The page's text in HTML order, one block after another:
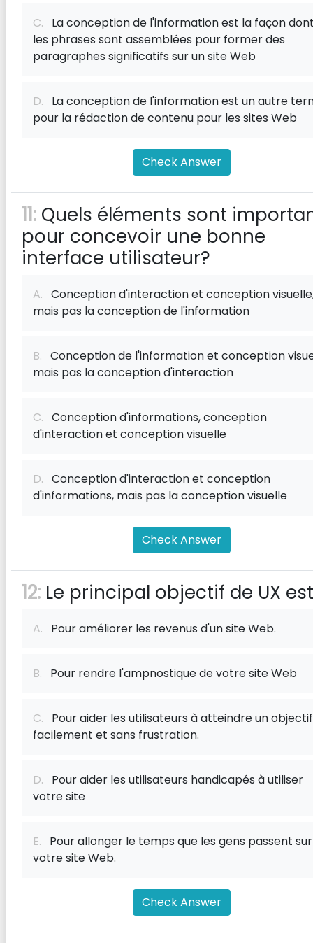
C. La conception de l'information est la façon
les phrases sont assemblées pour former des
paragraphes significatifs sur un site Web
D. La conception de l'information est un autre
pour la rédaction de contenu pour les sites Web
Check Answer
11: Quels éléments sont
pour concevoir une bonne
interface utilisateur?
A. Conception d'interaction et conception
mais pas la conception de l'information
B. Conception de l'information et conception
mais pas la conception d'interaction
C. Conception d'informations, conception
d'interaction et conception visuelle
D. Conception d'interaction et conception
d'informations, mais pas la conception visuelle
Check Answer
12: Le principal objectif de UX
A. Pour améliorer les revenus d'un site Web.
B. Pour rendre l'ampnostique de votre site Web
C. Pour aider les utilisateurs à atteindre un objectif
facilement et sans frustration.
D. Pour aider les utilisateurs handicapés à utiliser
votre site
E. Pour allonger le temps que les gens passent sur
votre site Web.
Check Answer